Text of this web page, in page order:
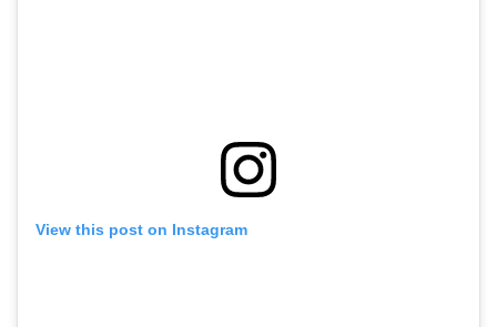
View this post on Instagram